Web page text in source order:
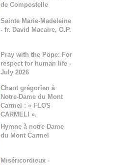
de Compostelle
Sainte Marie-Madeleine
- fr. David Macaire, O.P.
Pray with the Pope: For
respect for human life -
July 2026
Chant grégorien à
Notre-Dame du Mont
Carmel : « FLOS
CARMELI ».
Hymne à notre Dame
du Mont Carmel
Miséricordieux -